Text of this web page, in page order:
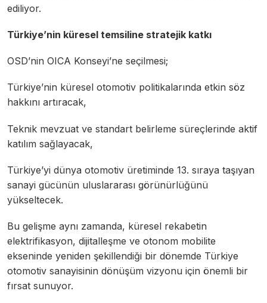
ediliyor.
Türkiye’nin küresel temsiline stratejik katkı
OSD’nin OICA Konseyi’ne seçilmesi;
Türkiye’nin küresel otomotiv politikalarında etkin söz
hakkını artıracak,
Teknik mevzuat ve standart belirleme süreçlerinde aktif
katılım sağlayacak,
Türkiye’yi dünya otomotiv üretiminde 13. sıraya taşıyan
sanayi gücünün uluslararası görünürlüğünü
yükseltecek.
Bu gelişme aynı zamanda, küresel rekabetin
elektrifikasyon, dijitalleşme ve otonom mobilite
ekseninde yeniden şekillendiği bir dönemde Türkiye
otomotiv sanayisinin dönüşüm vizyonu için önemli bir
fırsat sunuyor.